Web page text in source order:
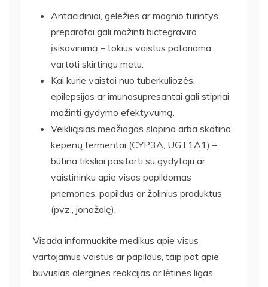
Antacidiniai, geležies ar magnio turintys
preparatai gali mažinti bictegraviro
įsisavinimą – tokius vaistus patariama
vartoti skirtingu metu.
Kai kurie vaistai nuo tuberkuliozės,
epilepsijos ar imunosupresantai gali stipriai
mažinti gydymo efektyvumą.
Veikliąsias medžiagas slopina arba skatina
kepenų fermentai (CYP3A, UGT1A1) –
būtina tiksliai pasitarti su gydytoju ar
vaistininku apie visas papildomas
priemones, papildus ar žolinius produktus
(pvz., jonažolę).
Visada informuokite medikus apie visus
vartojamus vaistus ar papildus, taip pat apie
buvusias alergines reakcijas ar lėtines ligas.